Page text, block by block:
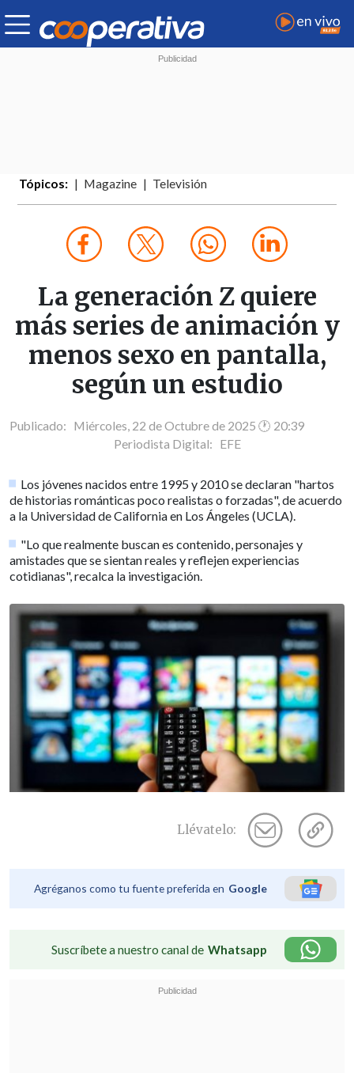
Tópicos: Magazine Televisión
La generación Z quiere
más series de animación y
menos sexo en pantalla,
según un estudio
Publicado: Miércoles, 22 de Octubre de 2025 🕐 20:39
Periodista Digital: EFE
Los jóvenes nacidos entre 1995 y 2010 se declaran "hartos
de historias románticas poco realistas o forzadas", de acuerdo
a la Universidad de California en Los Ángeles (UCLA).
"Lo que realmente buscan es contenido, personajes y
amistades que se sientan reales y reflejen experiencias
cotidianas", recalca la investigación.
Llévatelo:
Agréganos como tu fuente preferida en Google
Suscríbete a nuestro canal de Whatsapp